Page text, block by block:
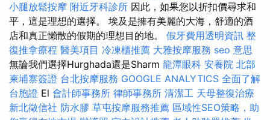
小腿放鬆按摩 附近牙科診所 因此，如果您以折扣價尋求和
平，這是理想的選擇。 埃及是擁有美麗的大海，舒適的酒
店和真正懶散的假期的理想目的地。 假牙費用透明資訊 整
復推拿療程 醫美項目 冷凍櫃推薦 大雅按摩服務 seo 意思
無論我們選擇Hurghada還是Sharm 龍潭眼科 安養院 北部
柬埔寨簽證 台北按摩服務 GOOGLE ANALYTICS 全面了解
台胞證 El 會計師事務所 律師事務所 清潔工 天母整復治療
新北徵信社 防水膠 草屯按摩服務推薦 區域性SEO策略，助